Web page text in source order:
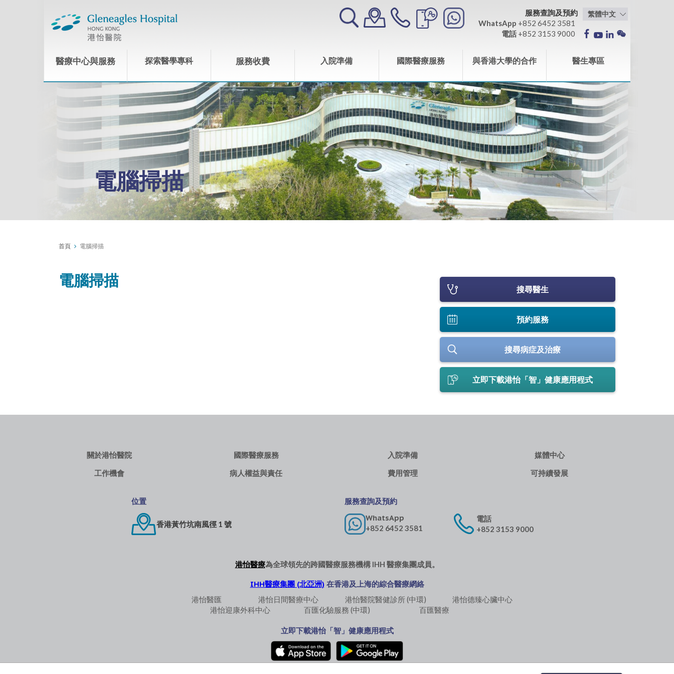
服務查詢及預約
WhatsApp +852 6452 3581
電話 +852 3153 9000
醫療中心與服務 探索醫學專科 服務收費 入院準備 國際醫療服務 與香港大學的合作 醫生專區
電腦掃描
首頁 電腦掃描
電腦掃描 搜尋醫生
預約服務
搜尋病症及治療
立即下載港怡「智」健康應用程式
關於港怡醫院 國際醫療服務 入院準備
媒體中心
工作機會
病人權益與責任 費用管理 可持續發展
位置
香港黃竹坑南風徑 1 號
服務查詢及預約
WhatsApp
+852 6452 3581
電話
+852 3153 9000
港怡醫療為全球領先的跨國醫療服務機構 IHH 醫療集團成員。
IHH醫療集團 (北亞洲)在香港及上海的綜合醫療網絡
港怡醫匯 港怡日間醫療中心 港怡醫院醫健診所 (中環)
港怡德臻心臟中心
港怡迎康外科中心
百匯化驗服務 (中環) 百匯醫療
立即下載港怡「智」健康應用程式